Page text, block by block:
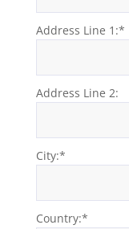
Address Line 1:*
Address Line 2:
City:*
Country:*